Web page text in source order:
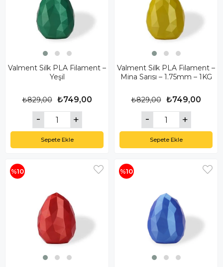
Valment Silk PLA Filament –
Yeşil
₺749,00
₺829,00
Sepete Ekle
Valment Silk PLA Filament –
Mina Sarısı – 1.75mm – 1KG
₺749,00
₺829,00
Sepete Ekle
%10 %10